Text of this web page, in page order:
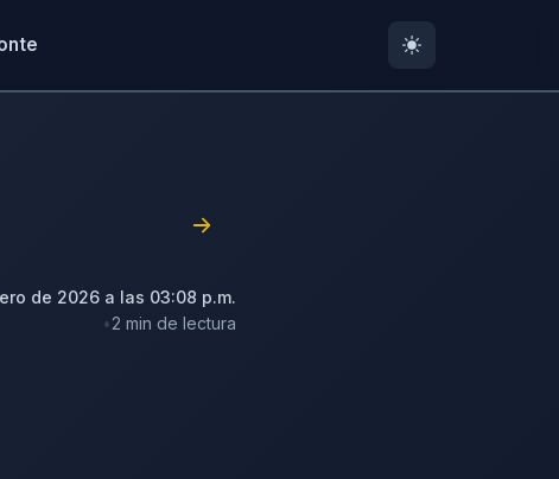
de 2026 a las 03:08 p.m.
2 min de lectura